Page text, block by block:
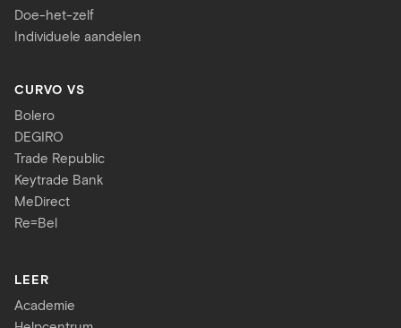
Doe-het-zelf
Individuele aandelen
CURVO VS
Bolero
DEGIRO
Trade Republic
Keytrade Bank
MeDirect
Re=Bel
LEER
Academie